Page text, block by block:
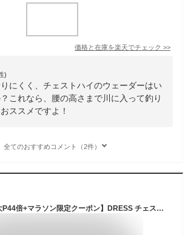
価格と在庫を楽天でチェック >>
)
にくく、チェストハイのウェーダーはい
これなら、腰の高さまで川に入って釣り
ススメですよ！
全てのおすすめコメント（2件）
【11日2時まで!最大P44倍+マラソン限定クーポン】DRESS チェストハイウェーダーエアボーン フェルトスパイクソール [ブラック/グレー/ブロンズ] [S～XXL] 裏メッシュ ナイロン 水仕事 除雪 潮干狩り 掃除 農作業 漁業 フローター 釣り